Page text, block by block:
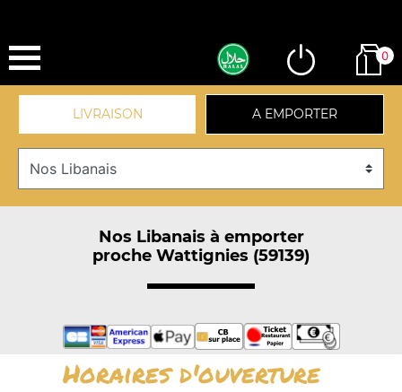
0
LIVRAISON A EMPORTER
Nos Libanais à emporter
proche Wattignies (59139)
Horaires d'ouverture